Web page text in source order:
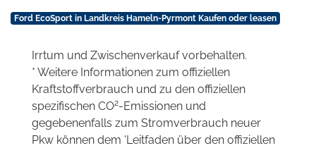
Ford EcoSport in Landkreis Hameln-Pyrmont Kaufen oder leasen
Irrtum und Zwischenverkauf vorbehalten.
* Weitere Informationen zum offiziellen
Kraftstoffverbrauch und zu den offiziellen
spezifischen CO2-Emissionen und
gegebenenfalls zum Stromverbrauch neuer
Pkw können dem 'Leitfaden über den offiziellen